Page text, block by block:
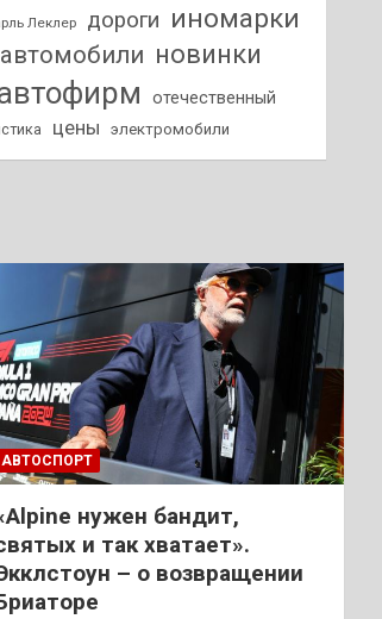
Леклер дороги иномарки
новинки
отечественный
цены электромобили
АВТОСПОРТ
нужен бандит,
и так хватает».
– о возвращении